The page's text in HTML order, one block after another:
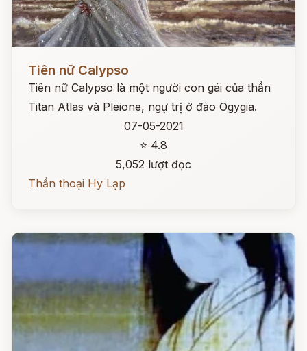
Tiên nữ Calypso
Tiên nữ Calypso là một người con gái của thần
Titan Atlas và Pleione, ngự trị ở đảo Ogygia.
07-05-2021
⭐ 4.8
5,052 lượt đọc
Thần thoại Hy Lạp